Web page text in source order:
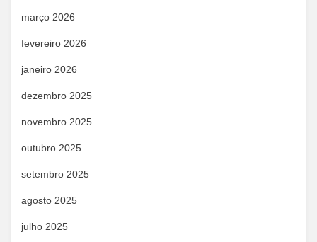
março 2026
fevereiro 2026
janeiro 2026
dezembro 2025
novembro 2025
outubro 2025
setembro 2025
agosto 2025
julho 2025